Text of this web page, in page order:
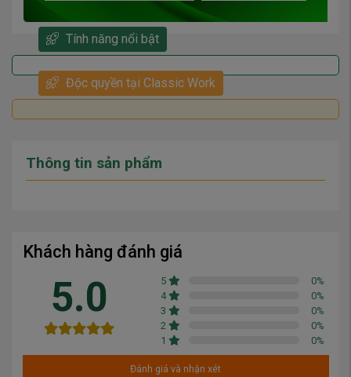
Tính năng nổi bật
Độc quyền tại Classic Work
Thông tin sản phẩm
Khách hàng đánh giá
5.0 5 0%
4
0%
3
0%
2
0%
1
0%
Đánh giá và nhận xét